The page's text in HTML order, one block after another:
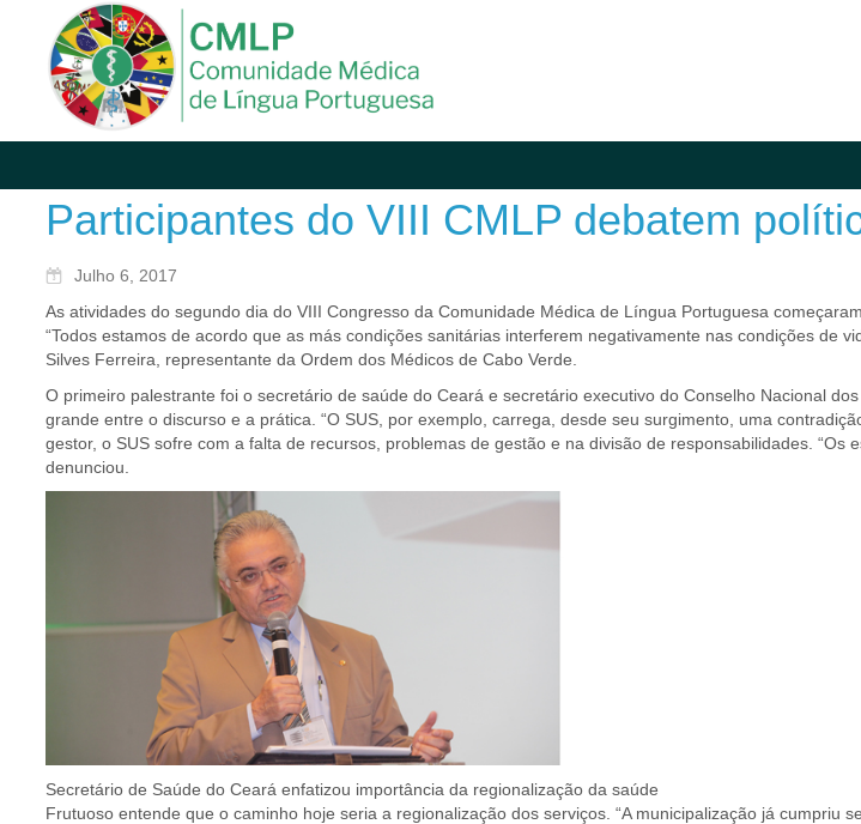
Participantes do VIII CMLP debatem
Julho 6, 2017
As atividades do segundo dia do VIII Congresso da Comunidade Médica de Língua Portuguesa
“Todos estamos de acordo que as más condições sanitárias interferem negativamente nas condições de
Silves Ferreira, representante da Ordem dos Médicos de Cabo Verde.
O primeiro palestrante foi o secretário de saúde do Ceará e secretário executivo do Conselho Nacional
grande entre o discurso e a prática. “O SUS, por exemplo, carrega, desde seu surgimento, uma
gestor, o SUS sofre com a falta de recursos, problemas de gestão e na divisão de responsabilidades.
denunciou.
Secretário de Saúde do Ceará enfatizou importância da regionalização da saúde
Frutuoso entende que o caminho hoje seria a regionalização dos serviços. “A municipalização já